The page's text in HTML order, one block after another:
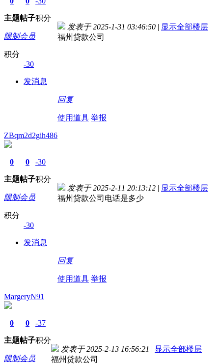
主题帖子积分
限制会员
积分
-30
发消息
发表于 2025-1-31 03:46:50 | 显示全部楼层
福州贷款公司
回复
使用道具 举报
ZBqm2d2gih486
0
主题
0
帖子
-30
积分
限制会员
积分
-30
发消息
发表于 2025-2-11 20:13:12 | 显示全部楼层
福州贷款公司电话是多少
回复
使用道具 举报
MargeryN91
0
主题
0
帖子
-37
积分
限制会员
发表于 2025-2-13 16:56:21 | 显示全部楼层
福州贷款公司